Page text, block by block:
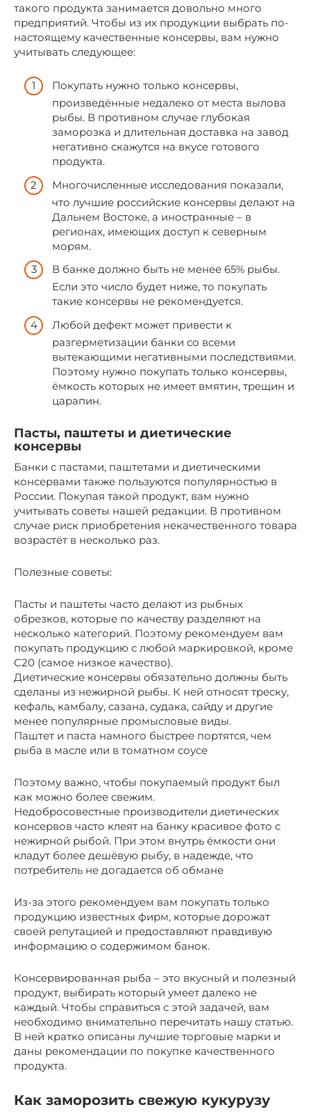
такого продукта занимается довольно много
предприятий. Чтобы из их продукции выбрать по-
настоящему качественные консервы, вам нужно
учитывать следующее:
Покупать нужно только консервы,
произведённые недалеко от места вылова
рыбы. В противном случае глубокая
заморозка и длительная доставка на завод
негативно скажутся на вкусе готового
продукта.
Многочисленные исследования показали,
что лучшие российские консервы делают на
Дальнем Востоке, а иностранные – в
регионах, имеющих доступ к северным
морям.
В банке должно быть не менее 65% рыбы.
Если это число будет ниже, то покупать
такие консервы не рекомендуется.
Любой дефект может привести к
разгерметизации банки со всеми
вытекающими негативными последствиями.
Поэтому нужно покупать только консервы,
ёмкость которых не имеет вмятин, трещин и
царапин.
Пасты, паштеты и диетические
консервы
Банки с пастами, паштетами и диетическими
консервами также пользуются популярностью в
России. Покупая такой продукт, вам нужно
учитывать советы нашей редакции. В противном
случае риск приобретения некачественного товара
возрастёт в несколько раз.
Полезные советы:
Пасты и паштеты часто делают из рыбных
обрезков, которые по качеству разделяют на
несколько категорий. Поэтому рекомендуем вам
покупать продукцию с любой маркировкой, кроме
C20 (самое низкое качество).
Диетические консервы обязательно должны быть
сделаны из нежирной рыбы. К ней относят треску,
кефаль, камбалу, сазана, судака, сайду и другие
менее популярные промысловые виды.
Паштет и паста намного быстрее портятся, чем
рыба в масле или в томатном соусе
Поэтому важно, чтобы покупаемый продукт был
как можно более свежим.
Недобросовестные производители диетических
консервов часто клеят на банку красивое фото с
нежирной рыбой. При этом внутрь ёмкости они
кладут более дешёвую рыбу, в надежде, что
потребитель не догадается об обмане
Из-за этого рекомендуем вам покупать только
продукцию известных фирм, которые дорожат
своей репутацией и предоставляют правдивую
информацию о содержимом банок.
Консервированная рыба – это вкусный и полезный
продукт, выбирать который умеет далеко не
каждый. Чтобы справиться с этой задачей, вам
необходимо внимательно перечитать нашу статью.
В ней кратко описаны лучшие торговые марки и
даны рекомендации по покупке качественного
продукта.
Как заморозить свежую кукурузу